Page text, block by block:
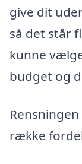
give dit
så det står
kunne
budget og
række